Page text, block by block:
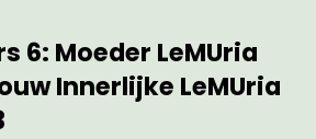
6: Moeder LeMUria
Innerlijke LeMUria